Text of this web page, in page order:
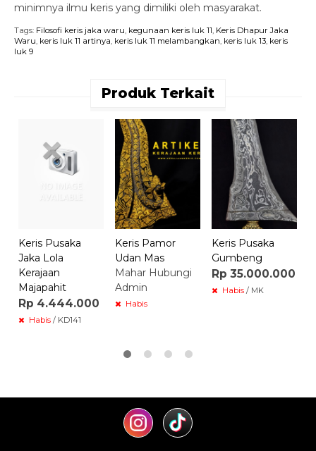
minimnya ilmu keris yang dimiliki oleh masyarakat.
Tags: Filosofi keris jaka waru, kegunaan keris luk 11, Keris Dhapur Jaka
Waru, keris luk 11 artinya, keris luk 11 melambangkan, keris luk 13, keris
luk 9
Produk Terkait
Keris Pusaka
Jaka Lola
Kerajaan
Majapahit
Rp 4.444.000
Habis / KD141
Keris Pamor
Udan Mas
Mahar Hubungi
Admin
Habis
Keris Pusaka
Gumbeng
Rp 35.000.000
Habis / MK